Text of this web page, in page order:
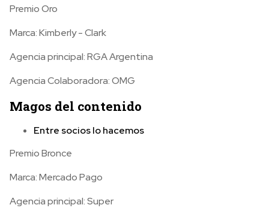
Premio Oro
Marca: Kimberly - Clark
Agencia principal: RGA Argentina
Agencia Colaboradora: OMG
Magos del contenido
Entre socios lo hacemos
Premio Bronce
Marca: Mercado Pago
Agencia principal: Super